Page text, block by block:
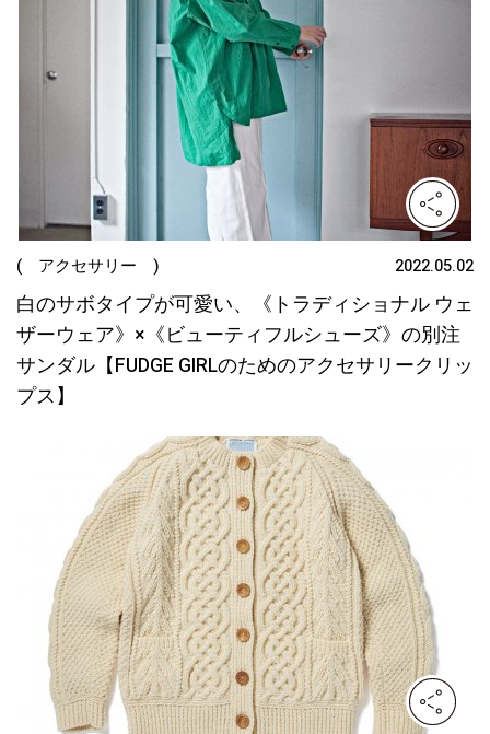
( アクセサリー ) 2022.05.02
白のサボタイプが可愛い、《トラディショナル ウェ
ザーウェア》×《ビューティフルシューズ》の別注
サンダル【FUDGE GIRLのためのアクセサリークリッ
プス】